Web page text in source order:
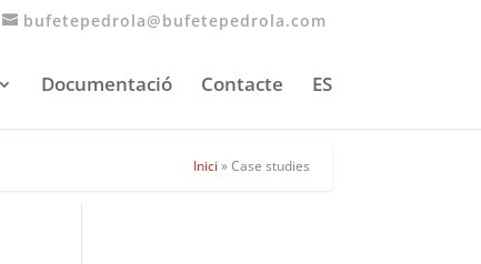
bufetepedrola@bufetepedrola.com
Documentació Contacte ES
Inici »Case studies